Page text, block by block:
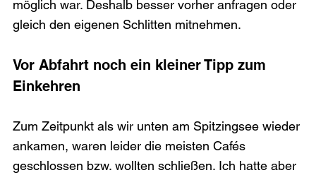
möglich war. Deshalb besser vorher anfragen oder
Vor Abfahrt noch ein kleiner Tipp zum
Einkehren
Zum Zeitpunkt als wir unten am Spitzingsee wieder
ankamen, waren leider die meisten Cafés
geschlossen bzw. wollten schließen. Ich hatte aber